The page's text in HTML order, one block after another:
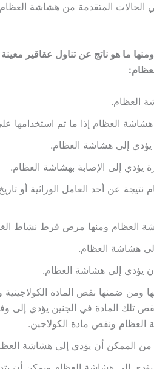
المتقدمة من هشاشة
ما هو ناتج عن تناول عقاقير
العظام.
العظام إذا ما تم استخدامها
إلى هشاشة العظام.
يؤدي إلى الإصابة بهشاشة العظام.
عن أحد العامل الوراثية أو
العظام ومنها مرض فرط نشاط
هشاشة العظام.
يؤدي إلى هشاشة العظام.
ومن ضمنها نقص المادة الكولاجينية
تلك المادة في الجنين يؤدي إلى
ونقص مادة الكولاجين.
الممكن أن يؤدي إلى هشاشة